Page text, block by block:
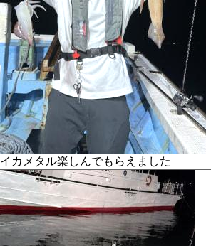
イカメタル楽しんでもらえました